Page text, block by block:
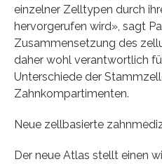
einzelner Zelltypen durch
hervorgerufen wird», sagt
Zusammensetzung des
daher wohl verantwortlich
Unterschiede der
Zahnkompartimenten.
Neue zellbasierte
Der neue Atlas stellt einen